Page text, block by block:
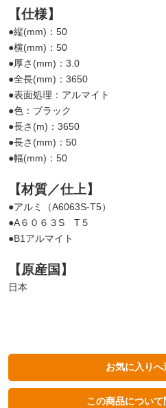
【仕様】
●縦(mm)：50
●横(mm)：50
●厚さ(mm)：3.0
●全長(mm)：3650
●表面処理：アルマイト
●色：ブラック
●長さ(m)：3650
●長さ(mm)：50
●幅(mm)：50
【材質／仕上】
●アルミ（A6063S-T5）
●A６０６３S T５
●B1アルマイト
【原産国】
日本